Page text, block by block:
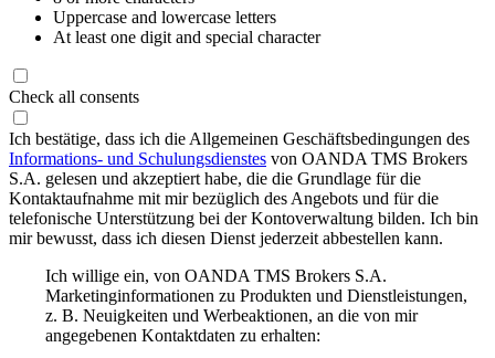
Uppercase and lowercase letters
At least one digit and special character
Check all consents
Ich bestätige, dass ich die Allgemeinen Geschäftsbedingungen des
Informations- und Schulungsdienstes von OANDA TMS Brokers
S.A. gelesen und akzeptiert habe, die die Grundlage für die
Kontaktaufnahme mit mir bezüglich des Angebots und für die
telefonische Unterstützung bei der Kontoverwaltung bilden. Ich bin
mir bewusst, dass ich diesen Dienst jederzeit abbestellen kann.
Ich willige ein, von OANDA TMS Brokers S.A.
Marketinginformationen zu Produkten und Dienstleistungen,
z. B. Neuigkeiten und Werbeaktionen, an die von mir
angegebenen Kontaktdaten zu erhalten: